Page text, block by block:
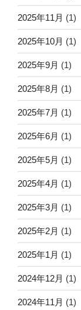
2025年11月 (1)
2025年10月 (1)
2025年9月 (1)
2025年8月 (1)
2025年7月 (1)
2025年6月 (1)
2025年5月 (1)
2025年4月 (1)
2025年3月 (1)
2025年2月 (1)
2025年1月 (1)
2024年12月 (1)
2024年11月 (1)